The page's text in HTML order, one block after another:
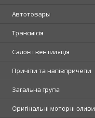
Автотовары
Трансмісія
Салон і вентиляція
Причіпи та напівпричепи
Загальна група
Оригінальні моторні оливи